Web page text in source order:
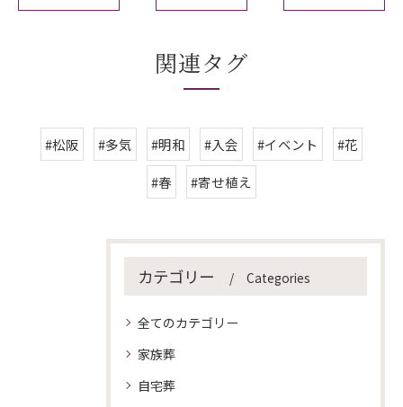
関連タグ
#松阪 #多気 #明和 #入会 #イベント
#花
#春
#寄せ植え
カテゴリー Categories
全てのカテゴリー
家族葬
自宅葬